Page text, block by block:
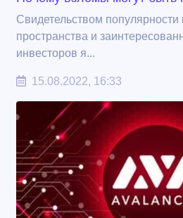
Свидетельством популярности
пространства и
инвесторов я...
15.08.2022, 16:33